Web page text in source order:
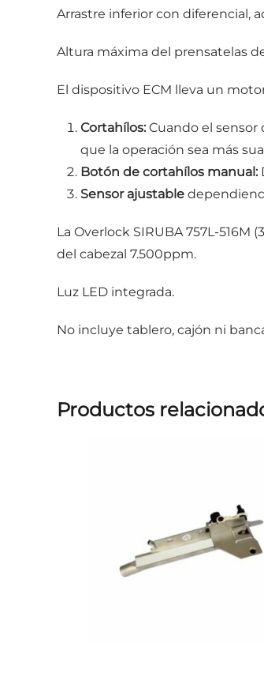
Arrastre inferior con diferencial,
Altura máxima del prensatelas
El dispositivo ECM lleva un
Cortahílos: Cuando el
que la operación sea más
Botón de cortahílos manual:
Sensor ajustable
La Overlock SIRUBA 757L-
del cabezal 7.500ppm.
Luz LED integrada.
No incluye tablero, cajón ni
Productos